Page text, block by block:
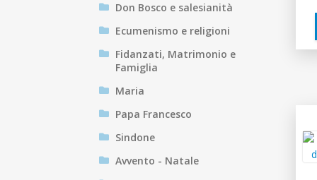
Don Bosco e salesianità
Ecumenismo e religioni
Fidanzati, Matrimonio e
Famiglia
Maria
Papa Francesco
Sindone
Avvento - Natale